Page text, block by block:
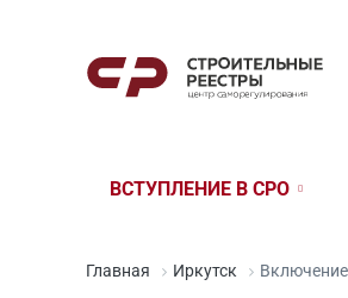
ВСТУПЛЕНИЕ В СРО
СРО ИЗЫСКАТЕЛЕЙ
Главная Иркутск